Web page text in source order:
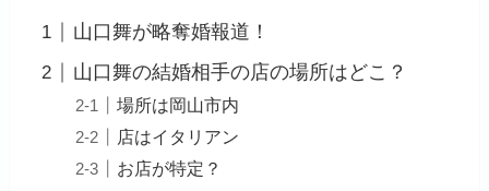
山口舞が略奪婚報道！
山口舞の結婚相手の店の場所はどこ？
場所は岡山市内
店はイタリアン
お店が特定？